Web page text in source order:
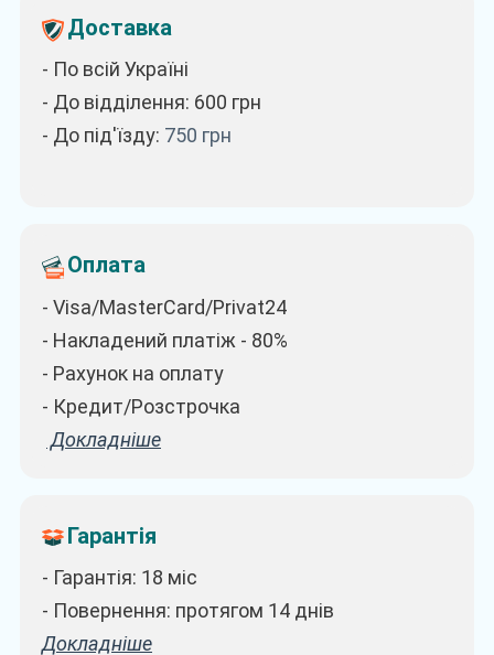
Доставка
- По всій Україні
- До відділення: 600 грн
- До під'їзду: 750 грн
Оплата
- Visa/MasterCard/Privat24
- Накладений платіж - 80%
- Рахунок на оплату
- Кредит/Розстрочка
Докладніше
Гарантія
- Гарантія: 18 міс
- Повернення: протягом 14 днів
Докладніше